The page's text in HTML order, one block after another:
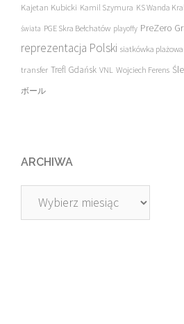
Kajetan Kubicki Kamil Szymura KS Wanda
świata PGE Skra Bełchatów playoffy PreZero
reprezentacja Polski siatkówka plażowa
transfer Trefl Gdańsk VNL Wojciech Ferens
ボール
ARCHIWA
Archiwa